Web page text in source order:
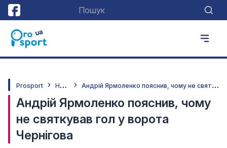
Prosport Н
овини А
ндрій Ярмоленко пояснив, чому не святкував гол у ворота Чернігова
Андрій Ярмоленко пояснив, чому
не святкував гол у ворота
Чернігова